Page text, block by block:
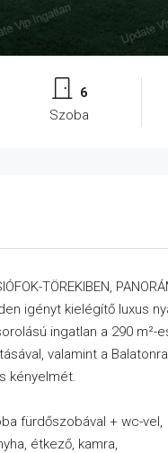
6
Szoba
TÖREKIBEN,
igényt kielégítő luxus
ingatlan a 290 m²-
valamint a
kényelmét.
fürdőszobával + wc-vel,
étkező, kamra,